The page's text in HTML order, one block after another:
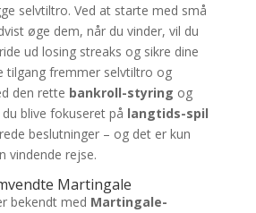
selvtiltro. Ved at starte med små
øge dem, når du vinder, vil du
ud losing streaks og sikre dine
tilgang fremmer selvtiltro og
den rette bankroll-styring og
blive fokuseret på langtids-spil
beslutninger – og det er kun
vindende rejse.
Martingale
bekendt med Martingale-